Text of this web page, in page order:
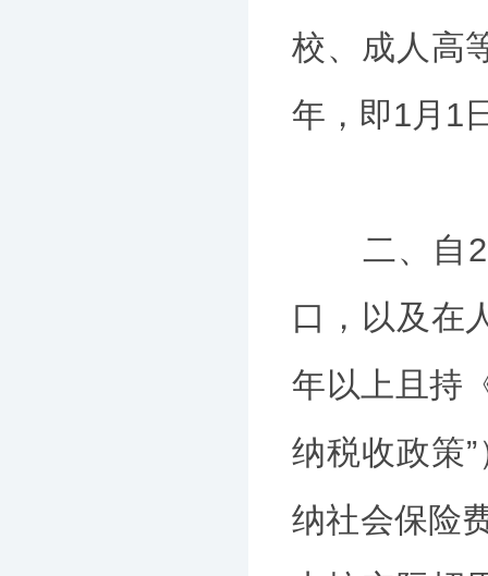
校、成人高
年，即1月1
二、自
口，以及在
年以上且持
纳税收政策
纳社会保险